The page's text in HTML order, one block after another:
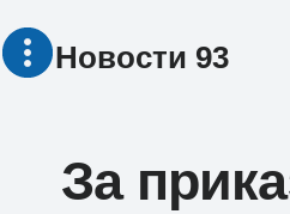
Перейти
Новости 93
За